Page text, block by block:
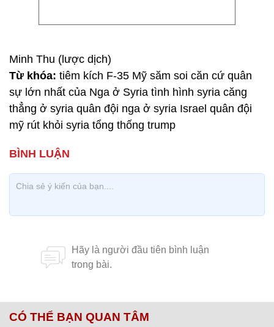
Minh Thu (lược dịch)
Từ khóa: tiêm kích F-35 Mỹ săm soi căn cứ quân
sự lớn nhất của Nga ở Syria tình hình syria căng
thẳng ở syria quân đội nga ở syria Israel quân đội
mỹ rút khỏi syria tổng thống trump
CÓ THỂ BẠN QUAN TÂM